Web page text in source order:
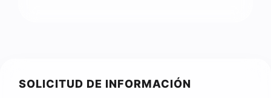
SOLICITUD DE INFORMACIÓN